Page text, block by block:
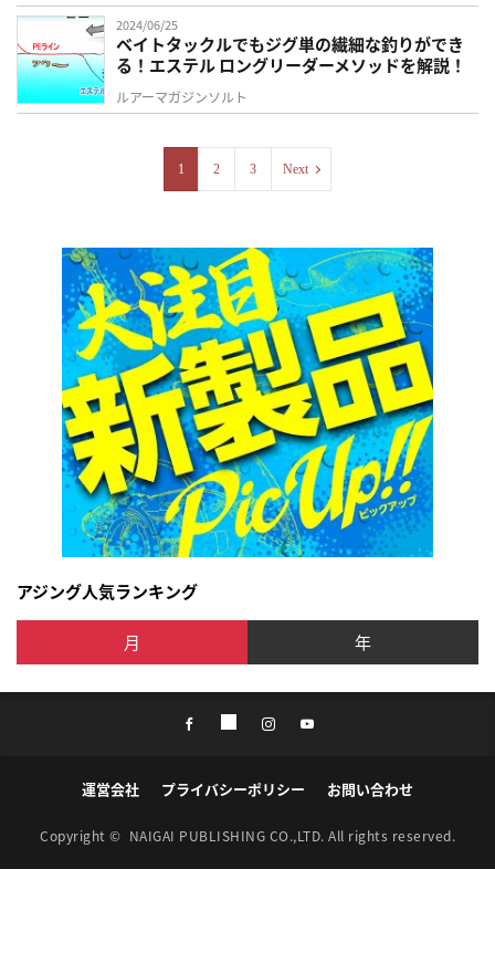
2024/06/25
ベイトタックルでもジグ単の繊細な釣りができ
る！エステル ロングリーダーメソッドを解説！
ルアーマガジンソルト
1 2 3 Next
アジング人気ランキング
月 年
運営会社 プライバシーポリシー お問い合わせ
Copyright © NAIGAI PUBLISHING CO.,LTD. All rights reserved.